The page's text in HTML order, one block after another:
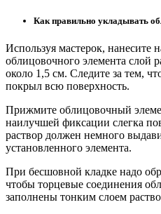
Как правильно укладывать
Используя мастерок, нанесите
облицовочного элемента слой
около 1,5 см. Следите за тем,
покрыл всю поверхность.
Прижмите облицовочный
наилучшей фиксации слегка
раствор должен немного
установленного элемента.
При бесшовной кладке надо
чтобы торцевые соединения
заполнены тонким слоем